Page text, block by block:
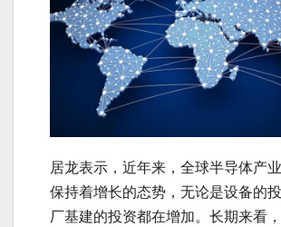
居龙表示，近年来，全球半导体产
保持着增长的态势，无论是设备的
厂基建的投资都在增加。长期来看